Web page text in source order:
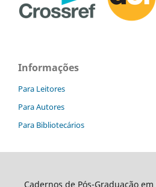
Informações
Para Leitores
Para Autores
Para Bibliotecários
Cadernos de Pós-Graduação em